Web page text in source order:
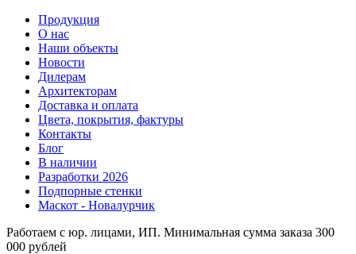
Продукция
О нас
Наши объекты
Новости
Дилерам
Архитекторам
Доставка и оплата
Цвета, покрытия, фактуры
Контакты
Блог
В наличии
Разработки 2026
Подпорные стенки
Маскот - Новалурчик
Работаем с юр. лицами, ИП. Минимальная сумма заказа 300
000 рублей